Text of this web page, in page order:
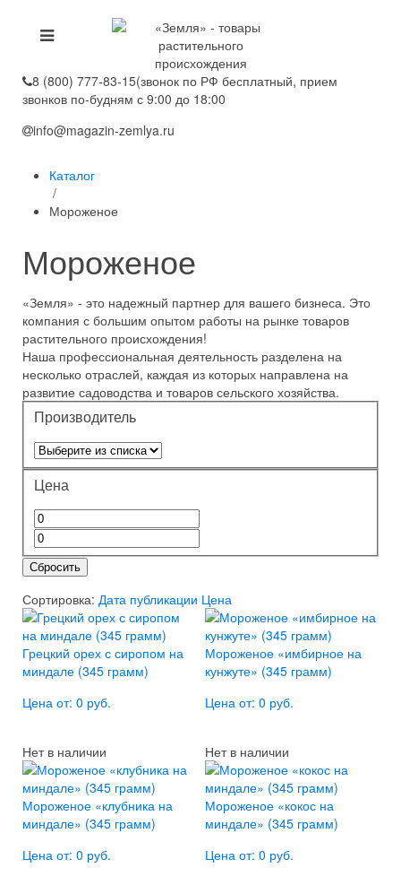
8 (800) 777-83-15(звонок по РФ бесплатный, прием
звонков по-будням с 9:00 до 18:00
info@magazin-zemlya.ru
Каталог
/
Мороженое
Мороженое
«Земля» - это надежный партнер для вашего бизнеса. Это
компания с большим опытом работы на рынке товаров
растительного происхождения!
Наша профессиональная деятельность разделена на
несколько отраслей, каждая из которых направлена на
развитие садоводства и товаров сельского хозяйства.
Производитель
Цена
Сбросить
Сортировка: Дата публикации Цена
Грецкий орех с сиропом на
миндале (345 грамм)
Цена от: 0 руб.
Нет в наличии
Мороженое «имбирное на
кунжуте» (345 грамм)
Цена от: 0 руб.
Нет в наличии
Мороженое «клубника на
миндале» (345 грамм)
Цена от: 0 руб.
Мороженое «кокос на
миндале» (345 грамм)
Цена от: 0 руб.